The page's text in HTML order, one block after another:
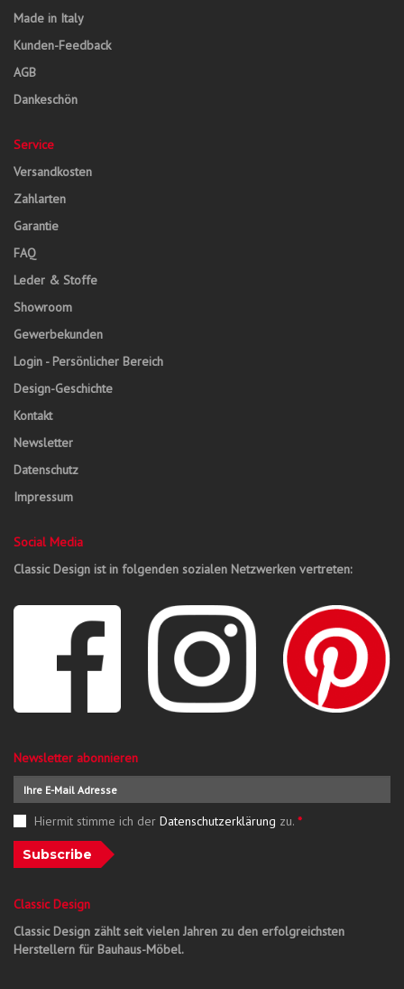
Made in Italy
Kunden-Feedback
AGB
Dankeschön
Service
Versandkosten
Zahlarten
Garantie
FAQ
Leder & Stoffe
Showroom
Gewerbekunden
Login - Persönlicher Bereich
Design-Geschichte
Kontakt
Newsletter
Datenschutz
Impressum
Social Media
Classic Design ist in folgenden sozialen Netzwerken vertreten:
Newsletter abonnieren
Hiermit stimme ich der Datenschutzerklärung zu. *
Subscribe
Classic Design
Classic Design zählt seit vielen Jahren zu den erfolgreichsten
Herstellern für Bauhaus-Möbel.